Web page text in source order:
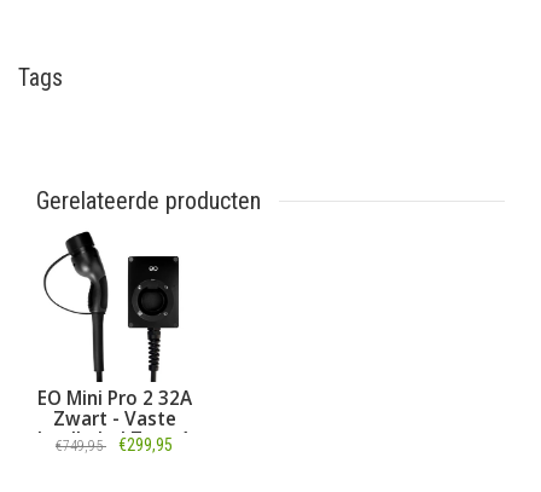
Tags
Gerelateerde producten
EO Mini Pro 2 32A
Zwart - Vaste
laadkabel Type 1
€749,95 €299,95